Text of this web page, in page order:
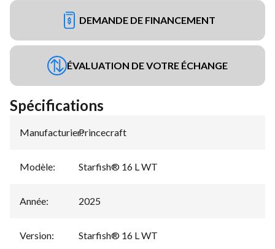
DEMANDE DE FINANCEMENT
ÉVALUATION DE VOTRE ÉCHANGE
Spécifications
Manufacturier:
Princecraft
Modèle: Starfish® 16 L WT
Année: 2025
Version: Starfish® 16 L WT